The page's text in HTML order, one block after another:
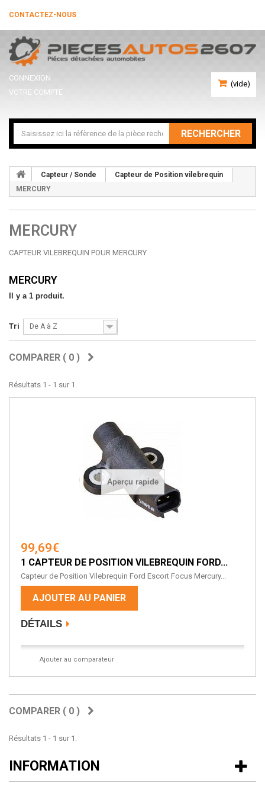
CONTACTEZ-NOUS
(vide)
CONNEXION
VOTRE COMPTE
RECHERCHER
Capteur / Sonde
Capteur de Position vilebrequin
MERCURY
MERCURY
CAPTEUR VILEBREQUIN POUR MERCURY
MERCURY
Il y a 1 produit.
Tri De A à Z
COMPARER ( 0 )
Résultats 1 - 1 sur 1.
Aperçu rapide
99,69€
1 CAPTEUR DE POSITION VILEBREQUIN FORD...
Capteur de Position Vilebrequin Ford Escort Focus Mercury...
AJOUTER AU PANIER
DÉTAILS
Ajouter au comparateur
COMPARER ( 0 )
Résultats 1 - 1 sur 1.
INFORMATION